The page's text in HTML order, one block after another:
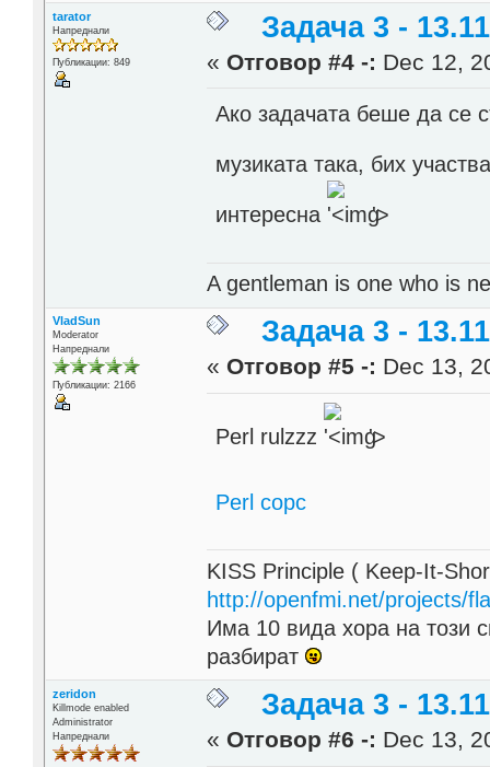
tarator
Напреднали
Публикации: 849
Задача 3 -
« Отговор #4 -: Dec 12,
Ако задачата беше да се
музиката така, бих
интересна '>
A gentleman is one who is
VladSun
Moderator
Напреднали
Публикации: 2166
Задача 3 -
« Отговор #5 -: Dec 13,
Perl rulzzz '>
Perl сорс
KISS Principle ( Keep-It-
http://openfmi.net/projects/
Има 10 вида хора на този
разбират
zeridon
Killmode enabled
Administrator
Напреднали
Задача 3 -
« Отговор #6 -: Dec 13,